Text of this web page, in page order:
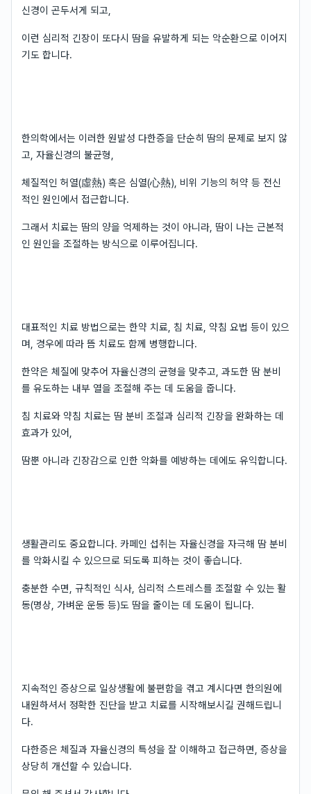
신경이 곤두서게 되고,
이런 심리적 긴장이 또다시 땀을 유발하게 되는 악순환으로 이어지
기도 합니다.
한의학에서는 이러한 원발성 다한증을 단순히 땀의 문제로 보지 않
고, 자율신경의 불균형,
체질적인 허열(虛熱) 혹은 심열(心熱), 비위 기능의 허약 등 전신
적인 원인에서 접근합니다.
그래서 치료는 땀의 양을 억제하는 것이 아니라, 땀이 나는 근본적
인 원인을 조절하는 방식으로 이루어집니다.
대표적인 치료 방법으로는 한약 치료, 침 치료, 약침 요법 등이 있으
며, 경우에 따라 뜸 치료도 함께 병행합니다.
한약은 체질에 맞추어 자율신경의 균형을 맞추고, 과도한 땀 분비
를 유도하는 내부 열을 조절해 주는 데 도움을 줍니다.
침 치료와 약침 치료는 땀 분비 조절과 심리적 긴장을 완화하는 데
효과가 있어,
땀뿐 아니라 긴장감으로 인한 악화를 예방하는 데에도 유익합니다.
생활관리도 중요합니다. 카페인 섭취는 자율신경을 자극해 땀 분비
를 악화시킬 수 있으므로 되도록 피하는 것이 좋습니다.
충분한 수면, 규칙적인 식사, 심리적 스트레스를 조절할 수 있는 활
동(명상, 가벼운 운동 등)도 땀을 줄이는 데 도움이 됩니다.
지속적인 증상으로 일상생활에 불편함을 겪고 계시다면 한의원에
내원하셔서 정확한 진단을 받고 치료를 시작해보시길 권해드립니
다.
다한증은 체질과 자율신경의 특성을 잘 이해하고 접근하면, 증상을
상당히 개선할 수 있습니다.